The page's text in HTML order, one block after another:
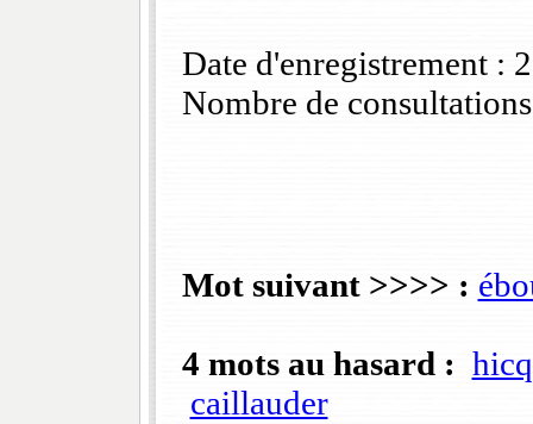
Date d'enregistrement :
Nombre de
Mot suivant >>>> :
4 mots au hasard :
caillauder